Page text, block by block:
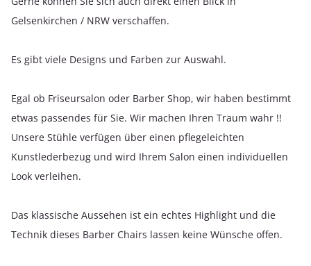
Gelsenkirchen / NRW verschaffen.
Es gibt viele Designs und Farben zur Auswahl.
Egal ob Friseursalon oder Barber Shop, wir haben bestimmt
etwas passendes für Sie. Wir machen Ihren Traum wahr !!
Unsere Stühle verfügen über einen pflegeleichten
Kunstlederbezug und wird Ihrem Salon einen individuellen
Look verleihen.
Das klassische Aussehen ist ein echtes Highlight und die
Technik dieses Barber Chairs lassen keine Wünsche offen.